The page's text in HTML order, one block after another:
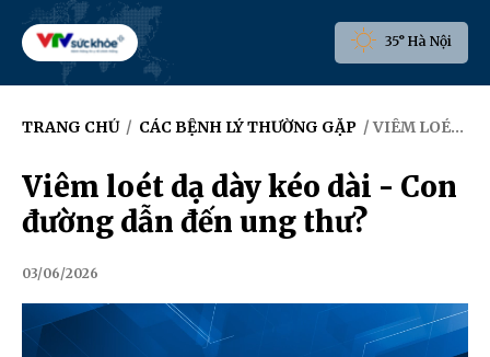
35° Hà Nội
TRANG CHỦ / CÁC BỆNH LÝ THƯỜNG GẶP / VIÊM LOÉT DẠ DÀY KÉO DÀI - CON ĐƯỜNG DẪN ĐẾN UNG THƯ?
Viêm loét dạ dày kéo dài - Con
đường dẫn đến ung thư?
03/06/2026